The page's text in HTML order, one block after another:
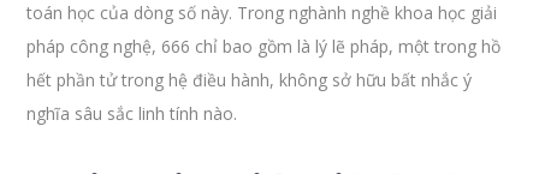
toán học của dòng số này. Trong nghành nghề khoa học giải
pháp công nghệ, 666 chỉ bao gồm là lý lẽ pháp, một trong hồ
hết phần tử trong hệ điều hành, không sở hữu bất nhắc ý
nghĩa sâu sắc linh tính nào.